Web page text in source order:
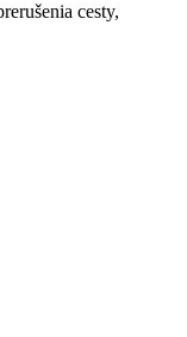
cesty,